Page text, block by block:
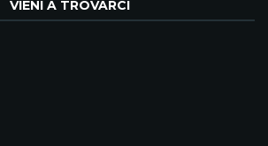
VIENI A TROVARCI